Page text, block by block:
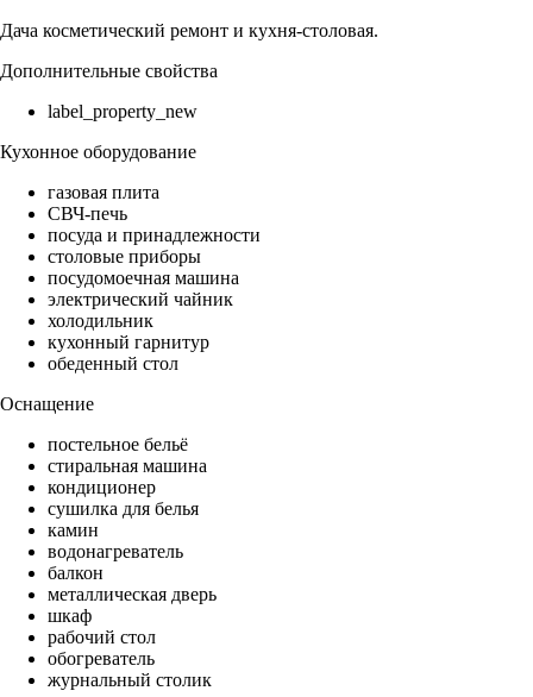
Дача косметический ремонт и кухня-столовая.
Дополнительные свойства
label_property_new
Кухонное оборудование
газовая плита
СВЧ-печь
посуда и принадлежности
столовые приборы
посудомоечная машина
электрический чайник
холодильник
кухонный гарнитур
обеденный стол
Оснащение
постельное бельё
стиральная машина
кондиционер
сушилка для белья
камин
водонагреватель
балкон
металлическая дверь
шкаф
рабочий стол
обогреватель
журнальный столик